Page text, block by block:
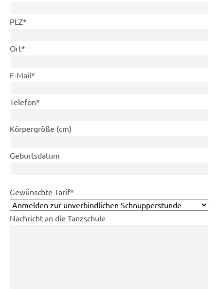
Pflichtfeld
PLZ*
Pflichtfeld
Ort*
Pflichtfeld
E-Mail*
Pflichtfeld
Telefon*
Körpergröße (cm)
Geburtsdatum
Pflichtfeld
Gewünschte Tarif*
Nachricht an die Tanzschule